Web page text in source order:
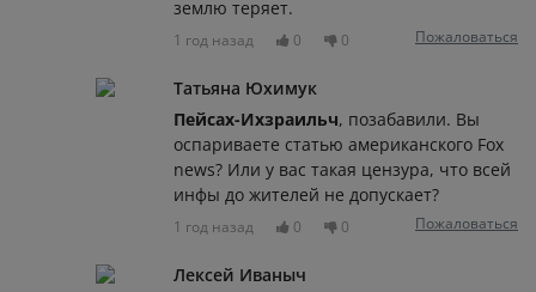
землю теряет.
1 год назад 0 0 Пожаловаться
Татьяна Юхимук
Пейсах-Ихзраильч, позабавили. Вы
оспариваете статью американского Fox
news? Или у вас такая цензура, что всей
инфы до жителей не допускает?
1 год назад 0 0 Пожаловаться
Лексей Иваныч